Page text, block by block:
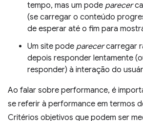
tempo, mas um pode parecer
(se carregar o conteúdo
de esperar até o fim para
Um site pode parecercarregar
depois responder lentamente
responder) à interação do
Ao falar sobre performance, é
se referir à performance em termos
Critérios objetivos que podem ser